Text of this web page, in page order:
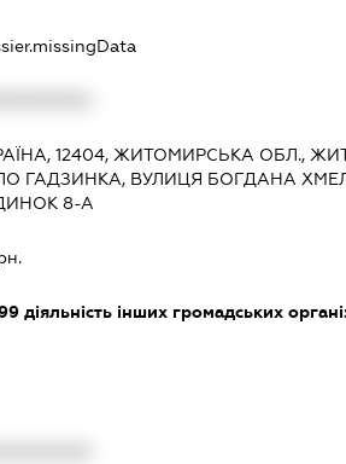
12404, ЖИТОМИРСЬКА ОБЛ.,
ГАДЗИНКА, ВУЛИЦЯ БОГДАНА
8-А
діяльність інших громадських